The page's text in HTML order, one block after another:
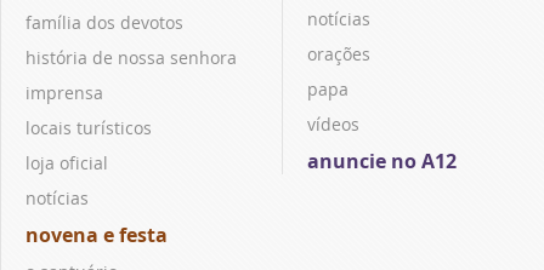
família dos devotos
história de nossa senhora
imprensa
locais turísticos
loja oficial
notícias
novena e festa
notícias
orações
papa
vídeos
anuncie no A12